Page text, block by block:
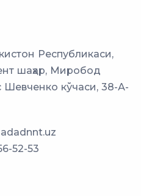
Республикаси,
шаҳар, Миробод
Шевченко кўчаси, 38-А-
52-53